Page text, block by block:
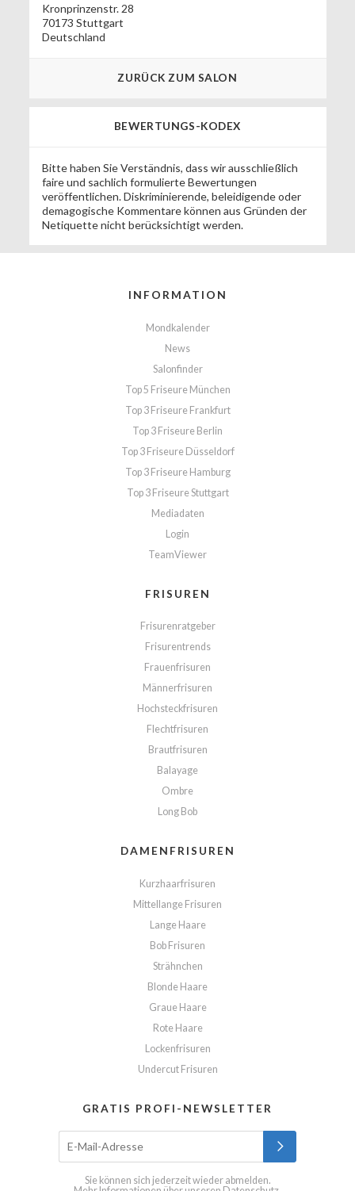
Kronprinzenstr. 28
70173 Stuttgart
Deutschland
ZURÜCK ZUM SALON
BEWERTUNGS-KODEX
Bitte haben Sie Verständnis, dass wir ausschließlich
faire und sachlich formulierte Bewertungen
veröffentlichen. Diskriminierende, beleidigende oder
demagogische Kommentare können aus Gründen der
Netiquette nicht berücksichtigt werden.
INFORMATION
Mondkalender
News
Salonfinder
Top 5 Friseure München
Top 3 Friseure Frankfurt
Top 3 Friseure Berlin
Top 3 Friseure Düsseldorf
Top 3 Friseure Hamburg
Top 3 Friseure Stuttgart
Mediadaten
Login
TeamViewer
FRISUREN
Frisurenratgeber
Frisurentrends
Frauenfrisuren
Männerfrisuren
Hochsteckfrisuren
Flechtfrisuren
Brautfrisuren
Balayage
Ombre
Long Bob
DAMENFRISUREN
Kurzhaarfrisuren
Mittellange Frisuren
Lange Haare
Bob Frisuren
Strähnchen
Blonde Haare
Graue Haare
Rote Haare
Lockenfrisuren
Undercut Frisuren
GRATIS PROFI-NEWSLETTER
Sie können sich jederzeit wieder abmelden.